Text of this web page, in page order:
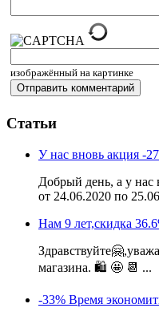
изображённый на картинке
Статьи
У нас вновь акция -
Добрый день, а у нас
от 24.06.2020 по
Нам 9 лет,скидка
магазина. 🛍 🤩 📆 ...
-33% Время